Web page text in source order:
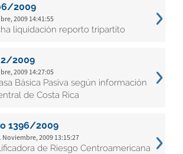
2009
2009 14:41:55
liquidación reporto tripartito
2009
2009 14:27:05
Básica Pasiva según información
de Costa Rica
1396/2009
2009 13:15:27
de Riesgo Centroamericana